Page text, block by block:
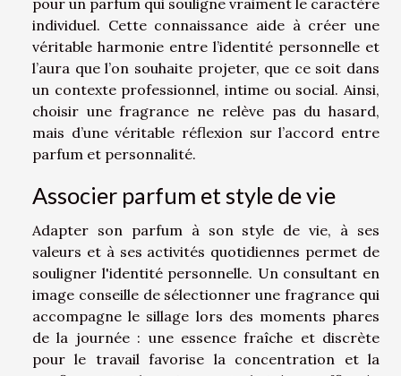
individuel. Cette connaissance aide à créer une
véritable harmonie entre l’identité personnelle et
l’aura que l’on souhaite projeter, que ce soit dans
un contexte professionnel, intime ou social. Ainsi,
choisir une fragrance ne relève pas du hasard,
mais d’une véritable réflexion sur l’accord entre
parfum et personnalité.
Associer parfum et style de vie
Adapter son parfum à son style de vie, à ses
valeurs et à ses activités quotidiennes permet de
souligner l'identité personnelle. Un consultant en
image conseille de sélectionner une fragrance qui
accompagne le sillage lors des moments phares
de la journée : une essence fraîche et discrète
pour le travail favorise la concentration et la